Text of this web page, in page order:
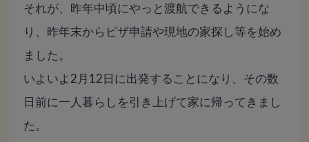
それが、昨年中頃にやっと渡航できるようにな
り、昨年末からビザ申請や現地の家探し等を始め
ました。
いよいよ2月12日に出発することになり、その数
日前に一人暮らしを引き上げて家に帰ってきまし
た。